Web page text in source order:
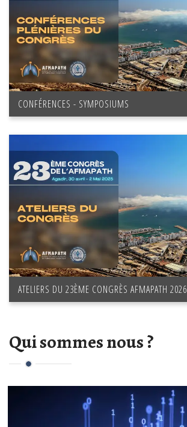
CONFÉRENCES - SYMPOSIUMS
ATELIERS DU 23ÈME CONGRÈS AFMAPATH 2026
Qui sommes nous ?